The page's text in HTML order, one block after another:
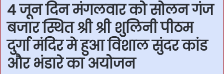
4 जून दिन मंगलवार को सोलन गंज
बजार स्थित श्री श्री शुलिनी पीठम
दुर्गा मंदिर मे हुआ विशाल सुंदर कांड
और भंडारे का अयोजन